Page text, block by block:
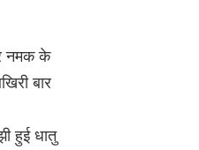
नमक के
बार
हुई धातु